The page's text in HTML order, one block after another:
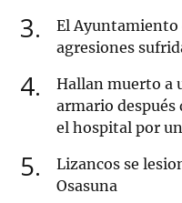
3
El Ayuntamiento
agresiones
4
Hallan muerto a
armario después
el hospital por
5
Lizancos se
Osasuna